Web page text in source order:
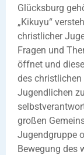
Glücksburg
„Kikuyu“
christlicher
Fragen und
öffnet und
des christlichen
Jugendlichen
großen
Jugendgruppe
Bewegung des